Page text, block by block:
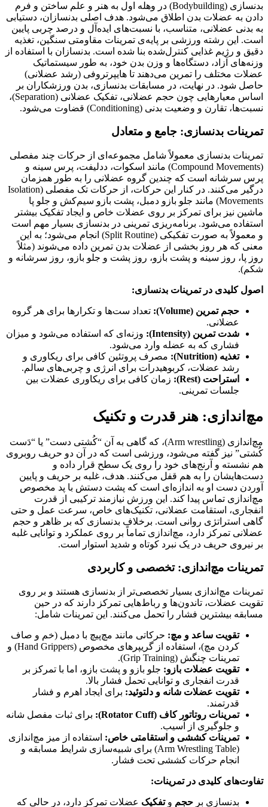
بدنسازی (Bodybuilding) در وهله اول به هنر و علم ساختن و فرم
دادن به عضلات بدن اطلاق می‌شود. هدف اصلی بدنسازان، دستیابی
به بدنی عضلانی، متناسب، با نسبت‌های ایده‌آل و درصد چربی پایین
است. این رشته ورزشی بر پایه‌ی تمرینات مقاومتی سنگین، تغذیه
دقیق و رژیم غذایی کنترل‌شده بنا شده است. بدنسازان با استفاده از
وزنه‌های آزاد، دستگاه‌ها و وزن بدن خود، به طور سیستماتیک
عضلات مختلف را تمرین می‌دهند تا هایپرتروفی (رشد عضلانی)
حاصل شود. در نهایت، در مسابقات بدنسازی، بدن ورزشکاران بر
اساس معیارهایی چون حجم عضلانی، تفکیک عضلانی (Separation)،
نسبت‌ها، تقارن و وضعیت بدنی (Conditioning) قضاوت می‌شود.
تمرینات بدنسازی: جامع و متعادل
تمرینات بدنسازی معمولاً شامل مجموعه‌ای از حرکات چند مفصلی
(Compound Movements) مانند اسکوات، ددلیفت، پرس سینه و
پرس سرشانه است که چندین گروه عضلانی را به طور همزمان
درگیر می‌کنند. در کنار این حرکات، از حرکات تک مفصلی (Isolation
Movements) مانند جلو بازو دمبل، پشت بازو سیم‌کش و جلو پا
ماشین نیز برای تمرکز بر روی عضلات خاص و ایجاد تفکیک بیشتر
استفاده می‌شود. برنامه‌ریزی تمرینی در بدنسازی بسیار مهم است
و معمولاً به صورت تفکیکی (Split Routine) انجام می‌شود؛ به این
معنی که هر روز بخشی از عضلات بدن تمرین داده می‌شوند (مثلاً
روز پا، روز سینه و پشت بازو، روز پشت و جلو بازو، روز سرشانه و
شکم).
اصول کلیدی در تمرینات بدنسازی:
حجم تمرین (Volume):
تعداد ست‌ها و تکرارها برای هر گروه
عضلانی.
شدت تمرین (Intensity):
وزنه‌ای که استفاده می‌شود و میزان
فشاری که به عضله وارد می‌شود.
تغذیه (Nutrition):
مصرف پروتئین کافی برای ریکاوری و
رشد عضلات، کربوهیدرات برای انرژی و چربی‌های سالم.
استراحت (Rest):
زمان کافی برای ریکاوری عضلات بین
جلسات تمرینی.
مچ‌اندازی: هنر قدرت و تکنیک
مچ‌اندازی (Arm wrestling)، که گاهی به آن “کُشتی دست” یا “دَست
کُشتی” نیز گفته می‌شود، ورزشی است که در آن دو حریف روبروی
هم نشسته و آرنج‌های خود را روی یک سطح قرار داده و
دست‌هایشان را به هم قفل می‌کنند. هدف، غلبه بر حریف و پایین
آوردن دست او به اندازه‌ای است که پشت دستش با پد مخصوص
مچ‌اندازی تماس پیدا کند. این ورزش نیازمند ترکیبی از قدرت
انفجاری، استقامت عضلانی، تکنیک‌های خاص، سرعت عمل و حتی
گاهی استراتژی روانی است. برخلاف بدنسازی که بر ظاهر و حجم
عضلانی تمرکز دارد، مچ‌اندازی تماماً بر روی عملکرد و توانایی غلبه
بر نیروی حریف در یک نبرد کوتاه و شدید استوار است.
تمرینات مچ‌اندازی: تخصصی و کاربردی
تمرینات مچ‌اندازی بسیار تخصصی‌تر از بدنسازی هستند و بر روی
تقویت عضلات، تاندون‌ها و رباط‌هایی تمرکز دارند که در حین
مسابقه بیشترین فشار را تحمل می‌کنند. این تمرینات شامل:
تقویت ساعد و مچ: حرکاتی مانند مچ‌پیچ با دمبل (خم و صاف
کردن مچ)، استفاده از گریپرهای مخصوص (Hand Grippers) و
تمرینات چنگش (Grip Training).
تقویت عضلات بازو: جلو بازو و پشت بازو، اما با تمرکز بر
قدرت انفجاری و توانایی تحمل فشار بالا.
تقویت عضلات شانه و دلتوئید: برای ایجاد اهرم و فشار
قدرتمند.
تمرینات روتاتور کاف (Rotator Cuff):
برای ثبات مفصل شانه
و جلوگیری از آسیب.
تمرینات کششی و استقامتی خاص: استفاده از میز مچ‌اندازی
(Arm Wrestling Table) برای شبیه‌سازی شرایط مسابقه و
انجام حرکات کششی تحت فشار.
تفاوت‌های کلیدی در تمرینات:
بدنسازی بر حجم وتفکیک عضلات تمرکز دارد، در حالی که